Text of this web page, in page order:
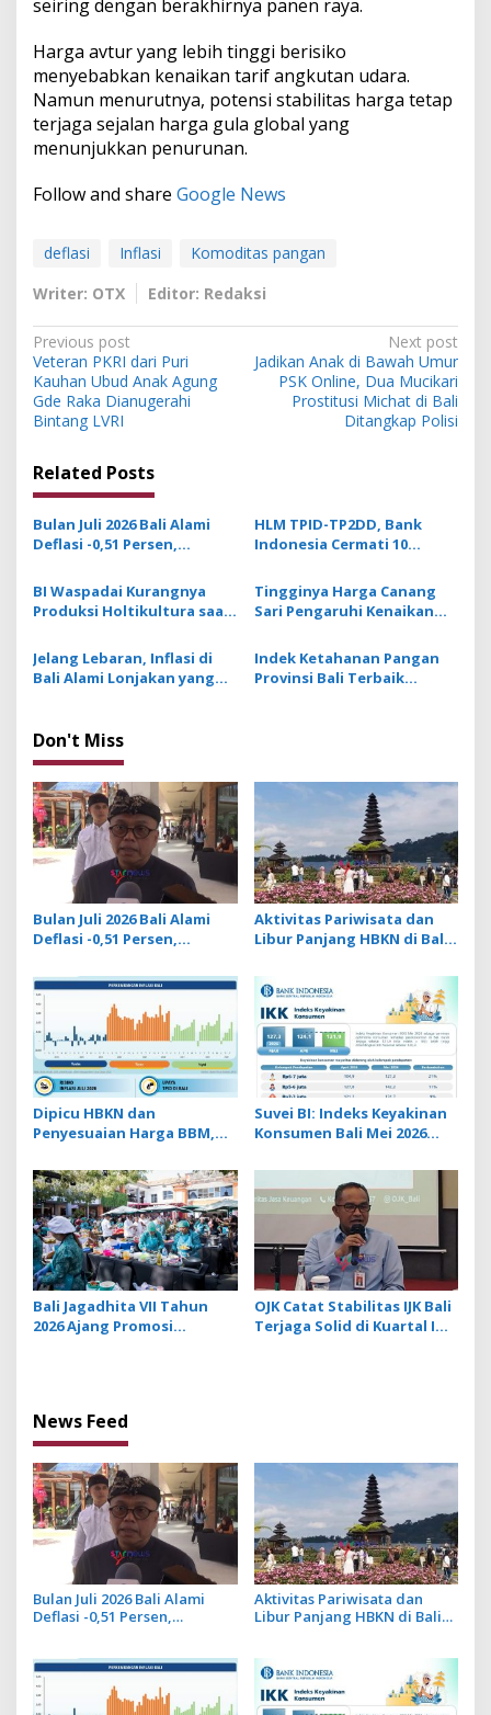
seiring dengan berakhirnya panen raya.
Harga avtur yang lebih tinggi berisiko
menyebabkan kenaikan tarif angkutan udara.
Namun menurutnya, potensi stabilitas harga tetap
terjaga sejalan harga gula global yang
menunjukkan penurunan.
Follow and share Google News
deflasi Inflasi
Komoditas pangan
Writer: OTX
Editor: Redaksi
P
o
s
t
n
a
v
i
g
a
t
i
n
Previous post
Veteran PKRI dari Puri
Kauhan Ubud Anak Agung
Gde Raka Dianugerahi
Bintang LVRI
Next post
Jadikan Anak di Bawah Umur
PSK Online, Dua Mucikari
Prostitusi Michat di Bali
Ditangkap Polisi
Related Posts
Bulan Juli 2026 Bali Alami
Deflasi -0,51 Persen,
Terendah
HLM TPID-TP2DD, Bank
Indonesia Cermati 10
Volatilitas Harga Jelang
HKBN
BI Waspadai Kurangnya
Produksi Holtikultura saat
pada Stabilitas Harga
Jelang Hari Raya
Tingginya Harga Canang
Sari Pengaruhi Kenaikan
Jelang Lebaran, Inflasi di
Bali Alami Lonjakan yang
Indek Ketahanan Pangan
Provinsi Bali Terbaik
Don't Miss
Bulan Juli 2026 Bali Alami
Deflasi -0,51 Persen,
Terendah
Aktivitas Pariwisata dan
Libur Panjang HBKN di Bali
pada Level Optimis
Dipicu HBKN dan
Penyesuaian Harga BBM,
Naik hingga 0,71%
Suvei BI: Indeks Keyakinan
Konsumen Bali Mei 2026
Indeks Nasional
Bali Jagadhita VII Tahun
2026 Ajang Promosi
OJK Catat Stabilitas IJK Bali
Terjaga Solid di Kuartal I
News Feed
Bulan Juli 2026 Bali Alami
Deflasi -0,51 Persen,
Aktivitas Pariwisata dan
Libur Panjang HBKN di Bali